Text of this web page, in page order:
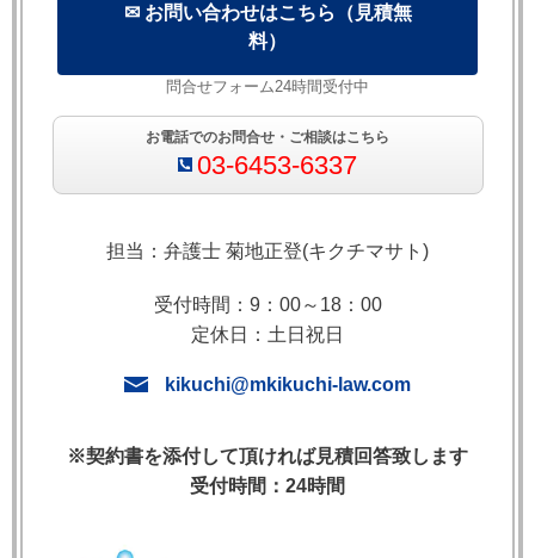
対応言語
販売店契約 代理店契約 売買契約
コンサルティング契約 業務委託契約
サポート取引相手国実績
✉ お問い合わせはこちら（見積無
料）
問合せフォーム24時間受付中
お電話でのお問合せ・ご相談はこちら
03-6453-6337
担当：弁護士 菊地正登(キクチマサト)
受付時間：9：00～18：00
定休日：土日祝日
kikuchi@mkikuchi-law.com
※契約書を添付して頂ければ見積回答致します
受付時間：24時間